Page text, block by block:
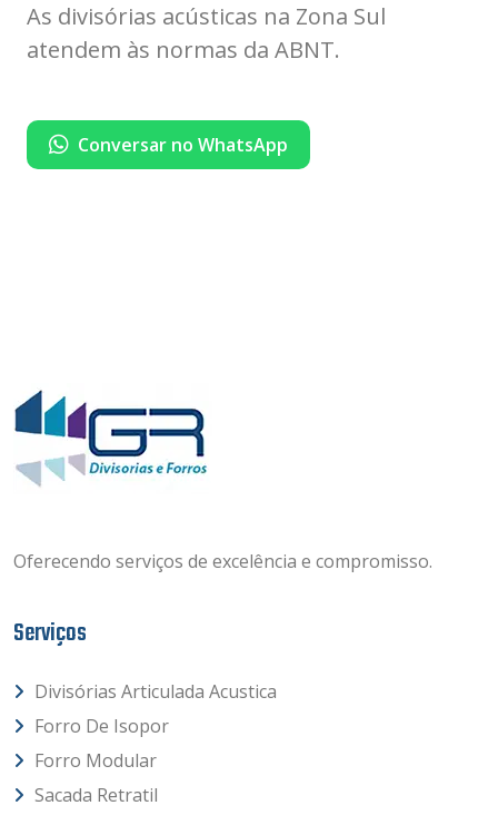
As divisórias acústicas na Zona Sul
atendem às normas da ABNT.
Conversar no WhatsApp
Oferecendo serviços de excelência e compromisso.
Serviços
Divisórias Articulada Acustica
Forro De Isopor
Forro Modular
Sacada Retratil